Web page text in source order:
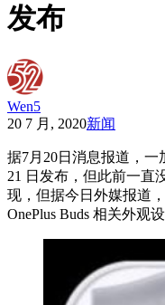
发布
Wen5
20 7 月, 2020新闻
据7月20日消息报道，一
21 日发布，但此前一直
现，但据今日外媒报道
OnePlus Buds 相关外观设